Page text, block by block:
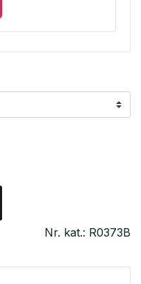
Nr. kat.: R0373B